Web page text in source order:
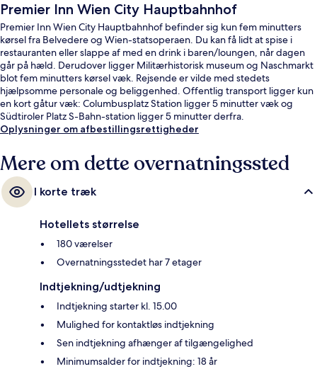
Premier Inn Wien City Hauptbahnhof
Premier Inn Wien City Hauptbahnhof befinder sig kun fem minutters
kørsel fra Belvedere og Wien-statsoperaen. Du kan få lidt at spise i
restauranten eller slappe af med en drink i baren/loungen, når dagen
går på hæld. Derudover ligger Militærhistorisk museum og Naschmarkt
blot fem minutters kørsel væk. Rejsende er vilde med stedets
hjælpsomme personale og beliggenhed. Offentlig transport ligger kun
en kort gåtur væk: Columbusplatz Station ligger 5 minutter væk og
Südtiroler Platz S-Bahn-station ligger 5 minutter derfra.
Oplysninger om afbestillingsrettigheder
Mere om dette overnatningssted
I korte træk
Hotellets størrelse
180 værelser
Overnatningsstedet har 7 etager
Indtjekning/udtjekning
Indtjekning starter kl. 15.00
Mulighed for kontaktløs indtjekning
Sen indtjekning afhænger af tilgængelighed
Minimumsalder for indtjekning: 18 år